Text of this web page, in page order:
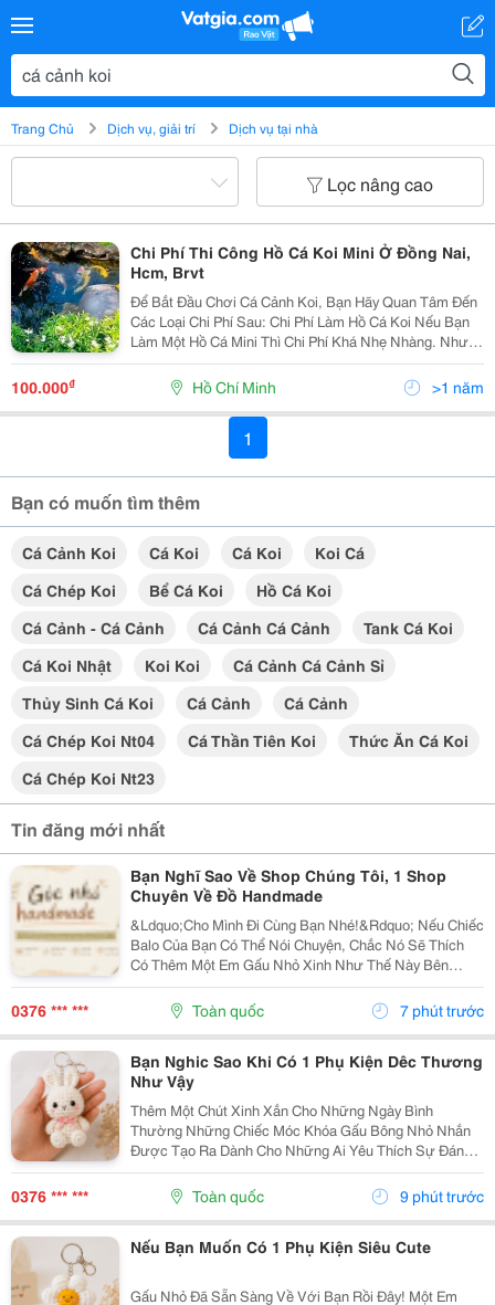
Trang Chủ Dịch vụ, giải trí Dịch vụ tại nhà
Lọc nâng cao
Chi Phí Thi Công Hồ Cá Koi Mini Ở Đồng Nai,
Hcm, Brvt
Để Bắt Đầu Chơi Cá Cảnh Koi, Bạn Hãy Quan Tâm Đến
Các Loại Chi Phí Sau: Chi Phí Làm Hồ Cá Koi Nếu Bạn
Làm Một Hồ Cá Mini Thì Chi Phí Khá Nhẹ Nhàng. Nhưng
Khi Làm Một Hồ Cá Lớn Bạn Phải Cân Nhắc Kỹ Và Hỏi Ý
Kiến Kỹ Sư Thiết Kế Trước Vì Giá Thành...
100.000₫ Hồ Chí Minh >1 năm
1
Bạn có muốn tìm thêm
Cá Cảnh Koi Cá Koi Cá Koi
Koi Cá
Cá Chép Koi
Bể Cá Koi
Hồ Cá Koi
Cá Cảnh - Cá Cảnh
Cá Cảnh Cá Cảnh
Tank Cá Koi
Cá Koi Nhật
Koi Koi
Cá Cảnh Cá Cảnh Sỉ
Thủy Sinh Cá Koi
Cá Cảnh
Cá Cảnh
Cá Chép Koi Nt04
Cá Thần Tiên Koi
Thức Ăn Cá Koi
Cá Chép Koi Nt23
Tin đăng mới nhất
Bạn Nghĩ Sao Về Shop Chúng Tôi, 1 Shop
Chuyên Về Đồ Handmade
&Ldquo;Cho Mình Đi Cùng Bạn Nhé!&Rdquo; Nếu Chiếc
Balo Của Bạn Có Thể Nói Chuyện, Chắc Nó Sẽ Thích
Có Thêm Một Em Gấu Nhỏ Xinh Như Thế Này Bên
Cạnh. Từ Những Buổi Đi Học, Đi Làm, Đi Cà Phê Hay
Những Chuyến Đi Chơi Cuối Tuần, Em Móc Khóa Gấu
Bông...
0376 *** *** Toàn quốc 7 phút trước
Bạn Nghic Sao Khi Có 1 Phụ Kiện Dêc Thương
Như Vậy
Thêm Một Chút Xinh Xắn Cho Những Ngày Bình
Thường Những Chiếc Móc Khóa Gấu Bông Nhỏ Nhắn
Được Tạo Ra Dành Cho Những Ai Yêu Thích Sự Đáng
Yêu Và Những Món Đồ Có Dấu Ấn Riêng. Từ Chiếc Balo
Đi Học, Túi Xách Đi Chơi Đến Chùm Chìa Khóa Quen
Thuộc,...
0376 *** *** Toàn quốc 9 phút trước
Nếu Bạn Muốn Có 1 Phụ Kiện Siêu Cute
Gấu Nhỏ Đã Sẵn Sàng Về Với Bạn Rồi Đây! Một Em